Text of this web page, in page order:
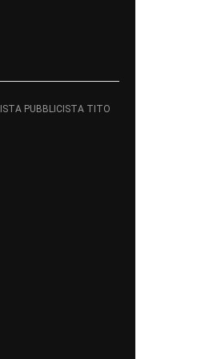
PUBBLICISTA TITO